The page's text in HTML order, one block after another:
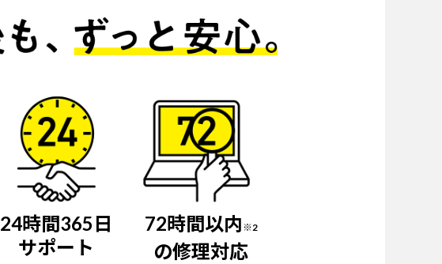
24時間365日
サポート
72時間以内 ※2
の修理対応